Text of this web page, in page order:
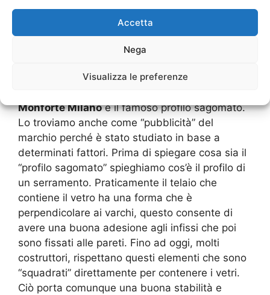
Accetta
Nega
Visualizza le preferenze
Serramenti Veka Porta
Monforte Milanocon profilo
Monforte Milanoè il famoso profilo sagomato.
Lo troviamo anche come “pubblicità” del
marchio perché è stato studiato in base a
determinati fattori. Prima di spiegare cosa sia il
“profilo sagomato” spieghiamo cos’è il profilo di
un serramento. Praticamente il telaio che
contiene il vetro ha una forma che è
perpendicolare ai varchi, questo consente di
avere una buona adesione agli infissi che poi
sono fissati alle pareti. Fino ad oggi, molti
costruttori, rispettano questi elementi che sono
“squadrati” direttamente per contenere i vetri.
Ciò porta comunque una buona stabilità e